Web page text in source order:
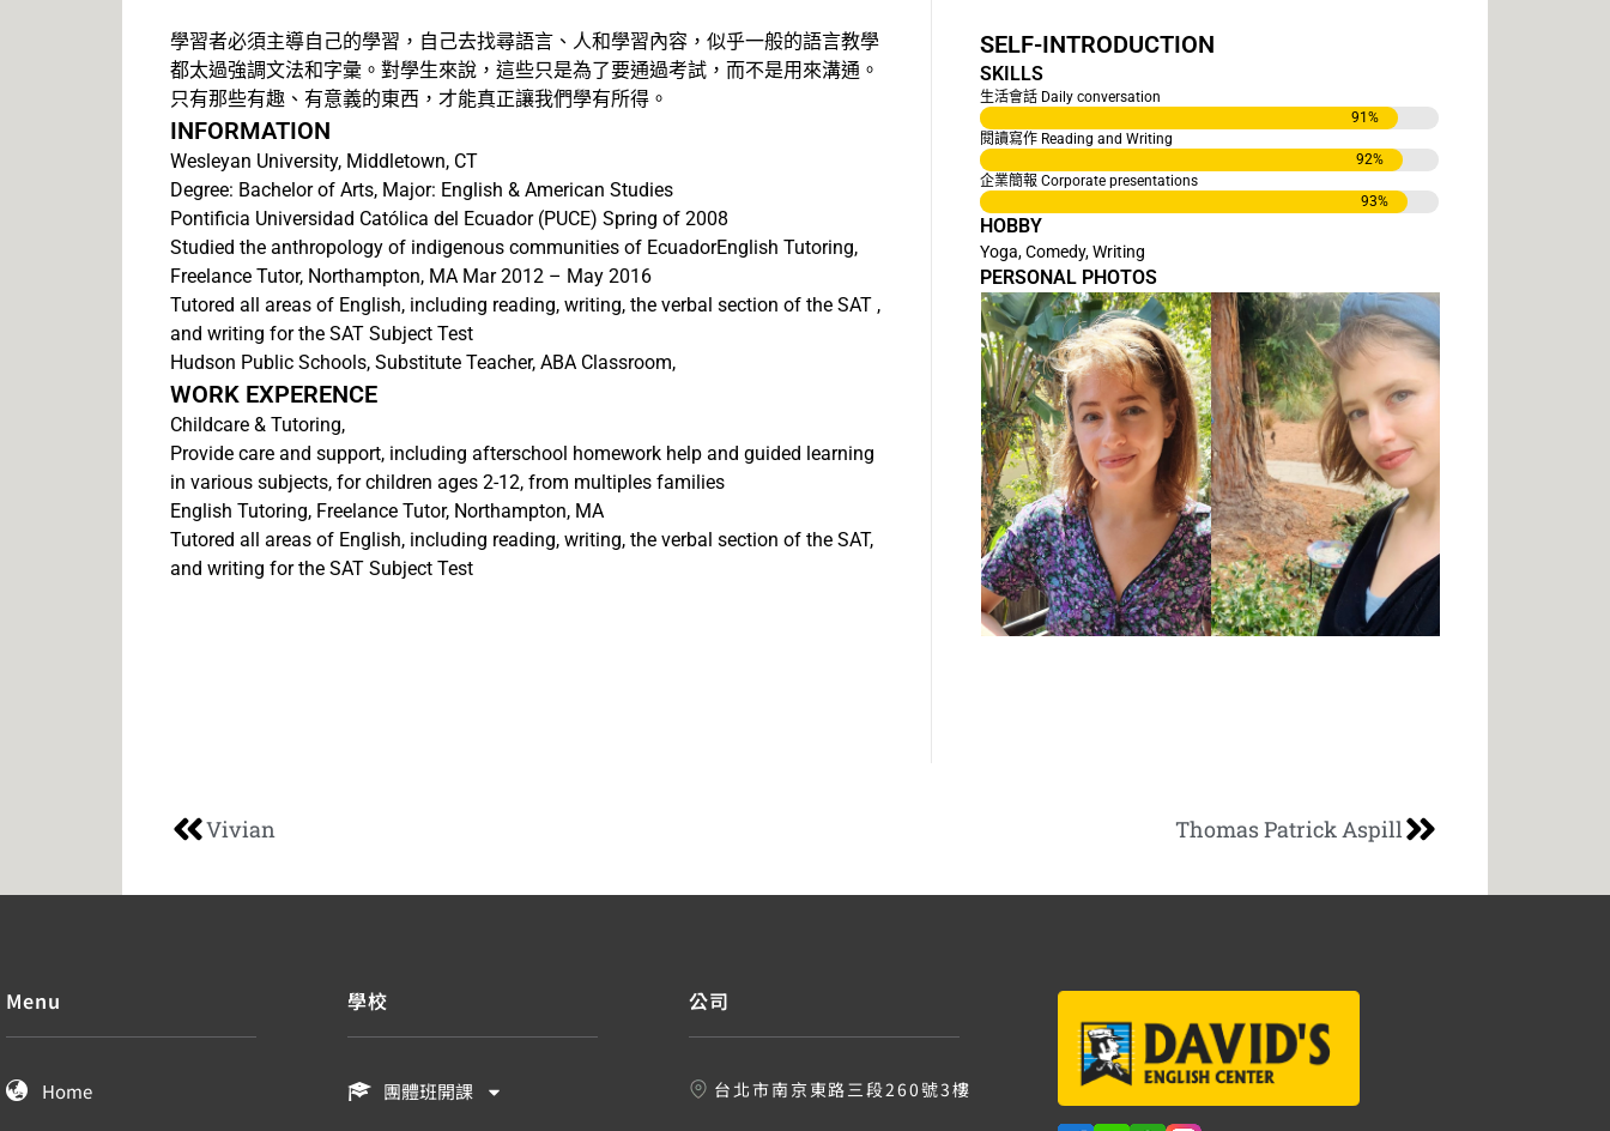
學習者必須主導自己的學習，自己去找尋語言、人和學習內容，似乎一般的語言教學
都太過強調文法和字彙。對學生來說，這些只是為了要通過考試，而不是用來溝通。
只有那些有趣、有意義的東西，才能真正讓我們學有所得。
INFORMATION
Wesleyan University, Middletown, CT
Degree: Bachelor of Arts, Major: English & American Studies
Pontificia Universidad Católica del Ecuador (PUCE) Spring of 2008
Studied the anthropology of indigenous communities of EcuadorEnglish Tutoring,
Freelance Tutor, Northampton, MA Mar 2012 – May 2016
Tutored all areas of English, including reading, writing, the verbal section of the SAT ,
and writing for the SAT Subject Test
Hudson Public Schools, Substitute Teacher, ABA Classroom,
WORK EXPERENCE
Childcare & Tutoring,
Provide care and support, including afterschool homework help and guided learning
in various subjects, for children ages 2-12, from multiples families
English Tutoring, Freelance Tutor, Northampton, MA
Tutored all areas of English, including reading, writing, the verbal section of the SAT,
and writing for the SAT Subject Test
SELF-INTRODUCTION
SKILLS
生活會話 Daily conversation
91 %
閱讀寫作 Reading and Writing
92%
企業簡報 Corporate presentations
93%
HOBBY
Yoga, Comedy, Writing
PERSONAL PHOTOS
Vivian Thomas Patrick Aspill
Menu
Home
學校
團體班開課
公司
台北市南京東路三段260號3樓